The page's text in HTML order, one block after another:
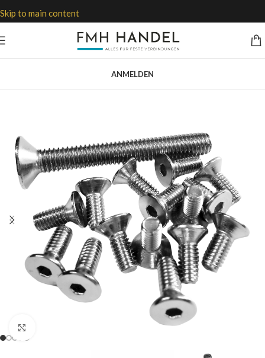
Skip to main content
ANMELDEN